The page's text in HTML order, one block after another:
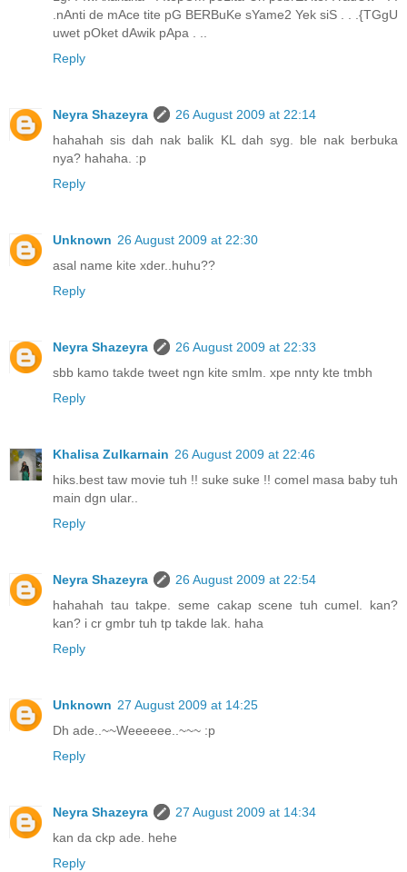
.nAnti de mAce tite pG BERBuKe sYame2 Yek siS . . .{TGgU
uwet pOket dAwik pApa . ..
Reply
Neyra Shazeyra
26 August 2009 at 22:14
hahahah sis dah nak balik KL dah syg. ble nak berbuka
nya? hahaha. :p
Reply
Unknown 26 August 2009 at 22:30
asal name kite xder..huhu??
Reply
Neyra Shazeyra
26 August 2009 at 22:33
sbb kamo takde tweet ngn kite smlm. xpe nnty kte tmbh
Reply
Khalisa Zulkarnain 26 August 2009 at 22:46
hiks.best taw movie tuh !! suke suke !! comel masa baby tuh
main dgn ular..
Reply
Neyra Shazeyra
26 August 2009 at 22:54
hahahah tau takpe. seme cakap scene tuh cumel. kan?
kan? i cr gmbr tuh tp takde lak. haha
Reply
Unknown 27 August 2009 at 14:25
Dh ade..~~Weeeeee..~~~ :p
Reply
Neyra Shazeyra
27 August 2009 at 14:34
kan da ckp ade. hehe
Reply